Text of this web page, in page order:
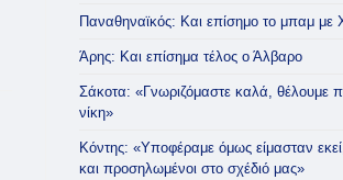
Παναθηναϊκός: Και επίσημο το μπαμ με
Άρης: Και επίσημα τέλος ο Άλβαρο
Σάκοτα: «Γνωριζόμαστε καλά, θέλουμε
νίκη»
Κόντης: «Υποφέραμε όμως είμασταν
και προσηλωμένοι στο σχέδιό μας»